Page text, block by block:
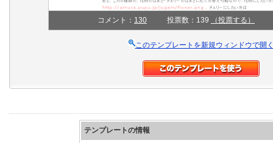
コメント： 130 投票数：139 （投票する）
このテンプレートを新規ウィンドウで開
テンプレートの情報